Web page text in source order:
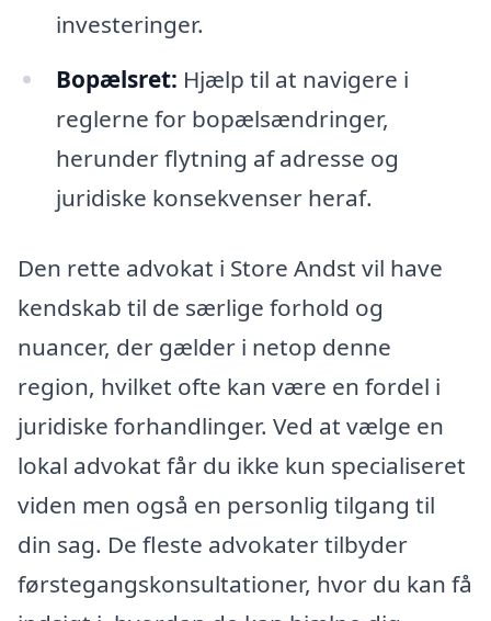
investeringer.
Bopælsret: Hjælp til at navigere i
reglerne for bopælsændringer,
herunder flytning af adresse og
juridiske konsekvenser heraf.
Den rette advokat i Store Andst vil have
kendskab til de særlige forhold og
nuancer, der gælder i netop denne
region, hvilket ofte kan være en fordel i
juridiske forhandlinger. Ved at vælge en
lokal advokat får du ikke kun specialiseret
viden men også en personlig tilgang til
din sag. De fleste advokater tilbyder
førstegangskonsultationer, hvor du kan få